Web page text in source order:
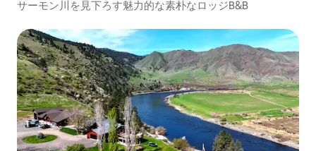
サーモン川を見下ろす魅力的な素朴なロッジB&B